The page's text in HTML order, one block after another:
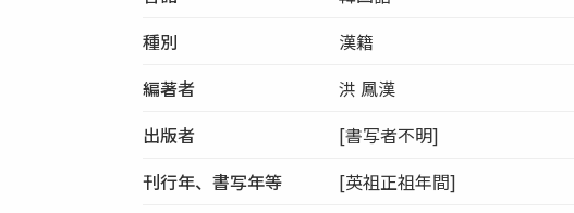
種別
漢籍
編著者
洪 鳳漢
出版者
[書写者不明]
刊行年、書写年等
[英祖正祖年間]